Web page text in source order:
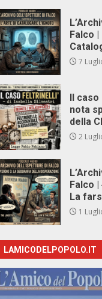
Falco |
7
Il
nota
della
2
Falco |
La
1
LAMICODELPOPOLO.IT